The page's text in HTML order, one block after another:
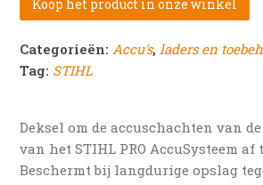
Koop het product in onze winkel
Categorieën: Accu's, laders en
Tag: STIHL
Deksel om de accuschachten van
van het STIHL PRO AccuSysteem af
Beschermt bij langdurige opslag